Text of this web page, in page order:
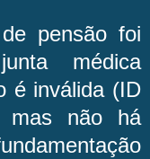
pensão foi
médica
é inválida (ID
mas não há